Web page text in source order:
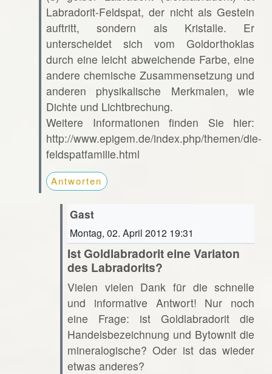
Labradorit-Feldspat, der nicht als Gestein
auftritt, sondern als Kristalle. Er
unterscheidet sich vom Goldorthoklas
durch eine leicht abweichende Farbe, eine
andere chemische Zusammensetzung und
anderen physikalische Merkmalen, wie
Dichte und Lichtbrechung.
Weitere Informationen finden Sie hier:
http://www.epigem.de/index.php/themen/die-
feldspatfamilie.html
Antworten
Gast
Montag, 02. April 2012 19:31
Ist Goldlabradorit eine Variaton
des Labradorits?
Vielen vielen Dank für die schnelle
und informative Antwort! Nur noch
eine Frage: ist Goldlabradorit die
Handelsbezeichnung und Bytownit die
mineralogische? Oder ist das wieder
etwas anderes?